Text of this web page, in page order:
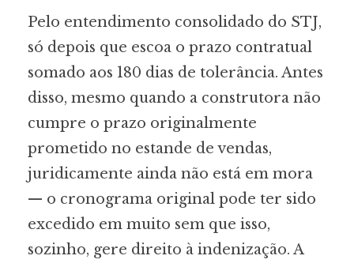
Pelo entendimento consolidado do STJ,
só depois que escoa o prazo contratual
somado aos 180 dias de tolerância. Antes
disso, mesmo quando a construtora não
cumpre o prazo originalmente
prometido no estande de vendas,
juridicamente ainda não está em mora
— o cronograma original pode ter sido
excedido em muito sem que isso,
sozinho, gere direito à indenização. A